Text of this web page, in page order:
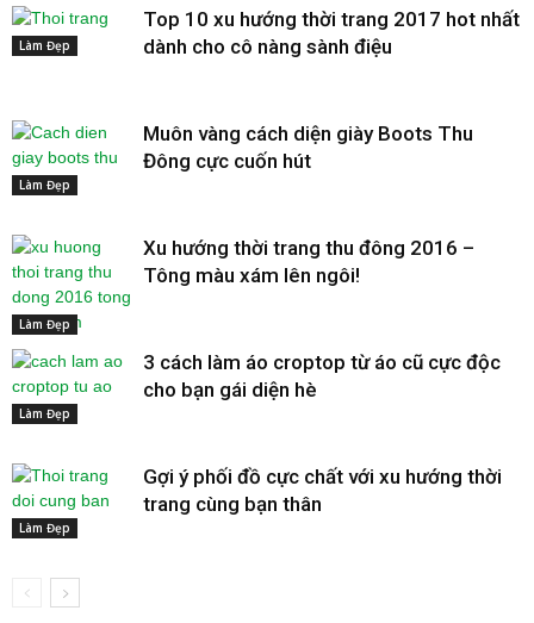
Làm Đẹp
Top 10 xu hướng thời trang 2017 hot nhất
dành cho cô nàng sành điệu
Làm Đẹp
Muôn vàng cách diện giày Boots Thu
Đông cực cuốn hút
Làm Đẹp
Xu hướng thời trang thu đông 2016 –
Tông màu xám lên ngôi!
Làm Đẹp
3 cách làm áo croptop từ áo cũ cực độc
cho bạn gái diện hè
Làm Đẹp
Gợi ý phối đồ cực chất với xu hướng thời
trang cùng bạn thân